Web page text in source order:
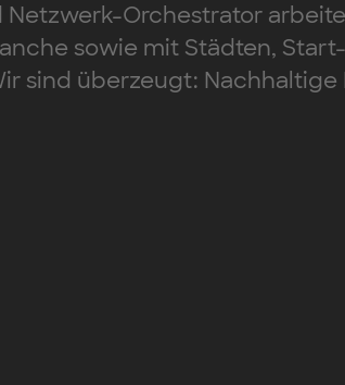
Orchestrator
sowie mit Städten,
sind überzeugt: